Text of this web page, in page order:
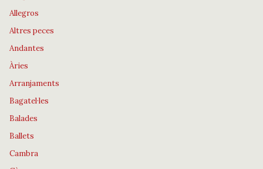
Allegros
Altres peces
Andantes
Àries
Arranjaments
Bagatel·les
Balades
Ballets
Cambra